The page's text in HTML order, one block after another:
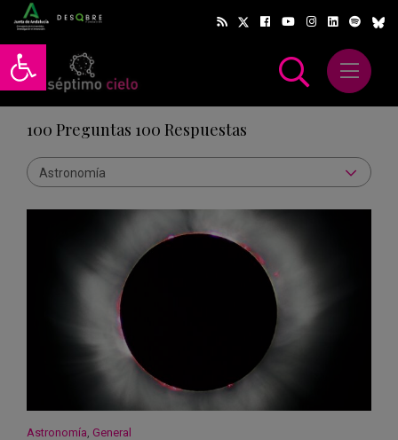
Abrir barra de herramientas
Abrir
100 Preguntas 100 Respuestas
Astronomía
Astronomía General